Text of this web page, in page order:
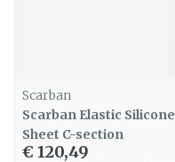
Scarban
Scarban Elastic Silicone
Sheet C-section
€ 120,49